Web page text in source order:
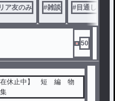
はいつか全体に公開するの
リア友のみ #雑談 #目通してね
50
在休止中】 短 編 物